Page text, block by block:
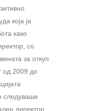
која ја
како
со
за откуп
од 2009 до
следуваше
директор.